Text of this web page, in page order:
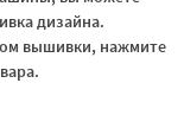
дизайна.
вышивки, нажмите